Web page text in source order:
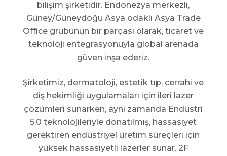
bilişim şirketidir. Endonezya merkezli,
Güney/Güneydoğu Asya odaklı Asya Trade
Office grubunun bir parçası olarak, ticaret ve
teknoloji entegrasyonuyla global arenada
güven inşa ederiz.
Şirketimiz, dermatoloji, estetik tıp, cerrahi ve
diş hekimliği uygulamaları için ileri lazer
çözümleri sunarken, aynı zamanda Endüstri
5.0 teknolojileriyle donatılmış, hassasiyet
gerektiren endüstriyel üretim süreçleri için
yüksek hassasiyetli lazerler sunar. 2F